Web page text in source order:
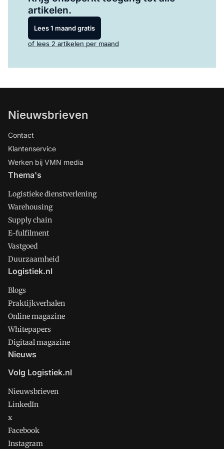
artikelen.
Lees 1 maand gratis
of lees 2 artikelen per maand
Nieuwsbrieven
Contact
Klantenservice
Werken bij VMN media
Thema's
Logistieke dienstverlening
Warehousing
Supply chain
E-fulfilment
Vastgoed
Duurzaamheid
Logistiek.nl
Blogs
Praktijkverhalen
Online magazine
Whitepapers
Digitaal magazine
Nieuws
Volg Logistiek.nl
Nieuwsbrieven
LinkedIn
x
Facebook
Instagram